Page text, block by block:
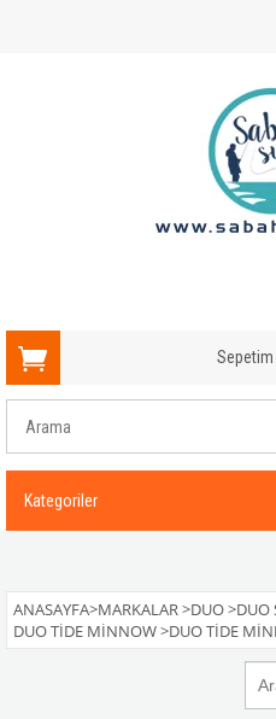
Sepetim
Kategoriler
ANASAYFA>MARKALAR>DUO>DUO
DUO TIDE MINNOW>DUO TIDE